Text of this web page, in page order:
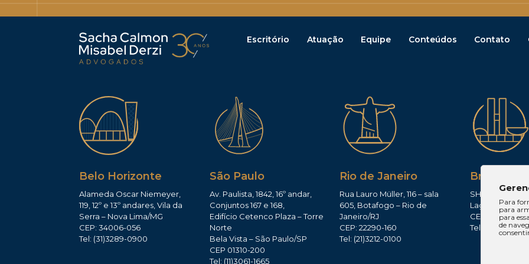
Escritório Atuação Equipe Conteúdos Contato
Belo Horizonte
Alameda Oscar Niemeyer,
119, 12º e 13º andares, Vila da
Serra – Nova Lima/MG
CEP: 34006-056
Tel: (31)3289-0900
São Paulo
Av. Paulista, 1842, 16º andar,
Conjuntos 167 e 168,
Edifício Cetenco Plaza – Torre
Norte
Bela Vista – São Paulo/SP
CEP 01310-200
Tel: (11)3061-1665
Rio de Janeiro
Rua Lauro Müller, 116 – sala
605, Botafogo – Rio de
Janeiro/RJ
CEP: 22290-160
Tel: (21)3212-0100
Brasília
SHIS QI 11,
Lago Sul –
CEP: 71625-300
Tel: (61)3224-
Para
para
para
de